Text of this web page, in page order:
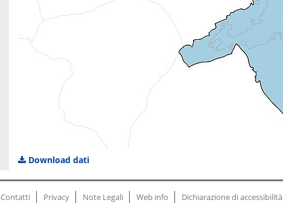
Download dati
Contatti Privacy Note Legali Web info Dichiarazione di accessibilità